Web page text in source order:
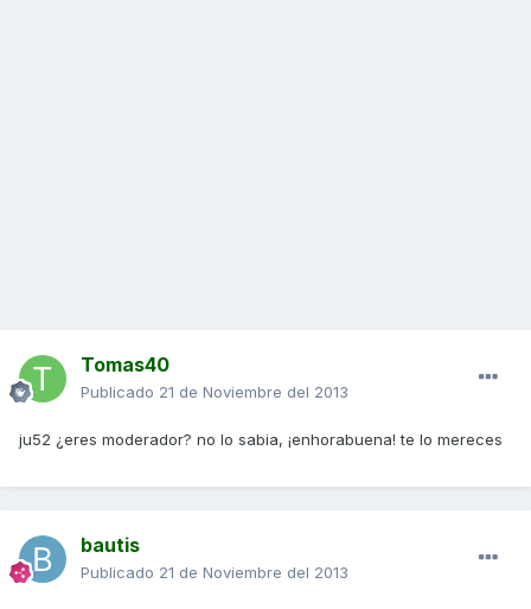
Tomas40
Publicado 21 de Noviembre del 2013
ju52 ¿eres moderador? no lo sabia, ¡enhorabuena! te lo mereces
bautis
Publicado 21 de Noviembre del 2013